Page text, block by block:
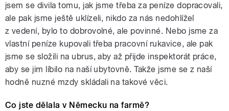
jsem se divila tomu, jak jsme třeba za peníze dopracovali,
ale pak jsme ještě uklízeli, nikdo za nás nedohlížel
z vedení, bylo to dobrovolné, ale povinné. Nebo jsme za
vlastní peníze kupovali třeba pracovní rukavice, ale pak
jsme se složili na ubrus, aby až přijde inspektorát práce,
aby se jim líbilo na naší ubytovně. Takže jsme se z naší
hodně nuzné mzdy skládali na takové věci.
Co jste dělala v Německu na farmě?